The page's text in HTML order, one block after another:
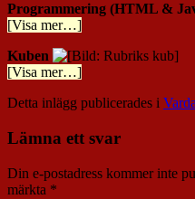
Programmering (HTML &
[Visa mer…]
Kuben
[Visa mer…]
Detta inlägg publicerades i
Lämna ett svar
Din e-postadress kommer inte
märkta *